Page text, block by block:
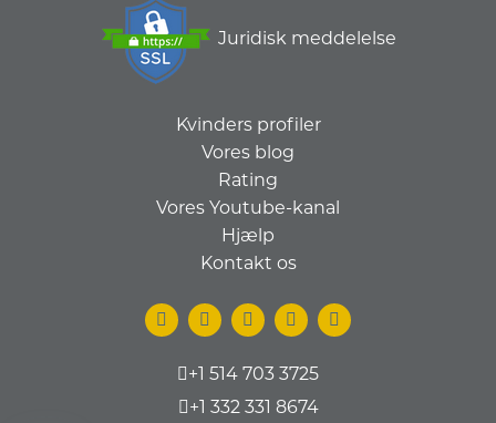
Juridisk meddelelse
Kvinders profiler
Vores blog
Rating
Vores Youtube-kanal
Hjælp
Kontakt os
+1 514 703 3725
+1 332 331 8674